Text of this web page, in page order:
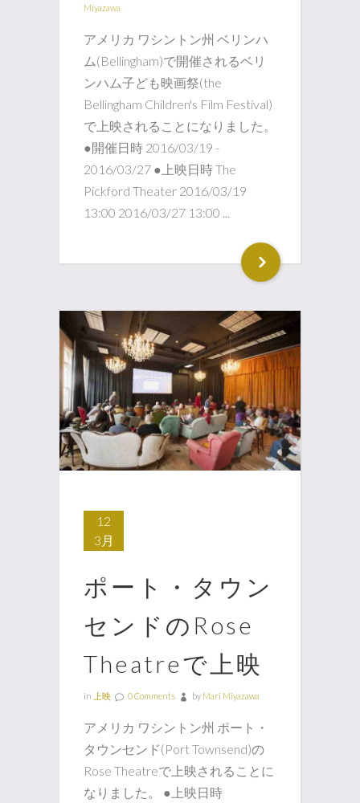
Miyazawa
アメリカ ワシントン州 ベリンハ
ム(Bellingham)で開催されるベリ
ンハム子ども映画祭(the
Bellingham Children's Film Festival)
で上映されることになりました。
●開催日時 2016/03/19 -
2016/03/27 ●上映日時 The
Pickford Theater 2016/03/19
13:00 2016/03/27 13:00 ...
12
3月
ポート・タウン
センドのRose
Theatreで上映
in 上映 0 Comments by Mari Miyazawa
アメリカ ワシントン州 ポート・
タウンセンド(Port Townsend)の
Rose Theatreで上映されることに
なりました。 ●上映日時